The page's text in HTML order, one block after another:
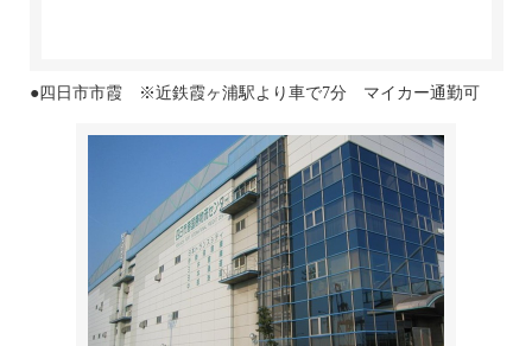
●四日市市霞 ※近鉄霞ヶ浦駅より車で7分 マイカー通勤可